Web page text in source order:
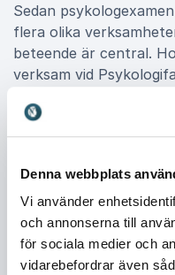
Denna webbplats
Vi använder
och annonserna till
för sociala medier och
vidarebefordrar även
Sedan
flera olika
beteende är central.
verksam vid
universitetssjukhuset,
Karolinska institutet.
Karolinska institutet.
kombination av
mottagning på
arbetar kliniskt.